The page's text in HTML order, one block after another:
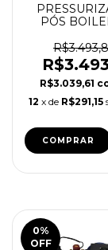
PÓS
PONTOS
R$3.039,61
12 x de R$291,15
0%
OFF